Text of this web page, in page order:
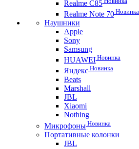
Realme C85
Realme Note 70 Новинка
Наушники
Apple
Sony
Samsung
HUAWEI Новинка
Яндекс Новинка
Beats
Marshall
JBL
Xiaomi
Nothing
Микрофоны Новинка
Портативные колонки
JBL